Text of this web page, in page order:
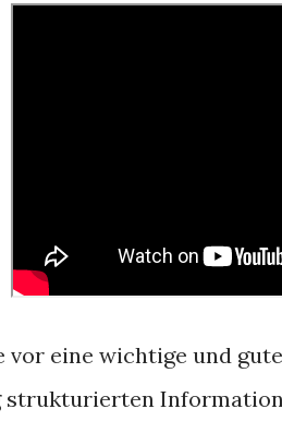
vor eine wichtige und
strukturierten